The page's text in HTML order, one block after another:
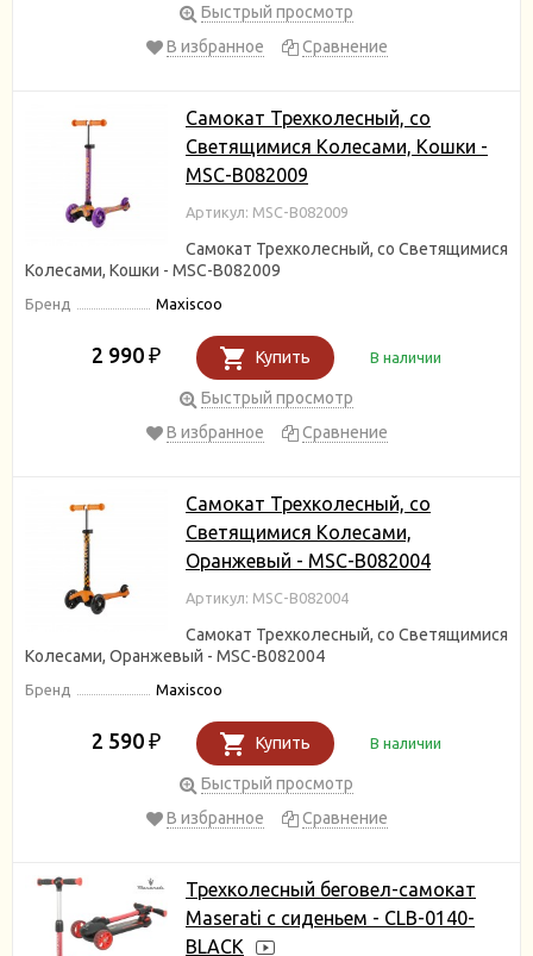
Быстрый просмотр
В избранное
Сравнение
Самокат Трехколесный, со
Светящимися Колесами, Кошки -
MSC-B082009
Артикул: MSC-B082009
Самокат Трехколесный, со Светящимися
Колесами, Кошки - MSC-B082009
Бренд Maxiscoo
2 990 ₽ Купить В наличии
Быстрый просмотр
В избранное
Сравнение
Самокат Трехколесный, со
Светящимися Колесами,
Оранжевый - MSC-B082004
Артикул: MSC-B082004
Самокат Трехколесный, со Светящимися
Колесами, Оранжевый - MSC-B082004
Бренд Maxiscoo
2 590 ₽ Купить В наличии
Быстрый просмотр
В избранное
Сравнение
Трехколесный беговел-самокат
Maserati с сиденьем - CLB-0140-
BLACK